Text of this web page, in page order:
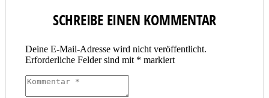
SCHREIBE EINEN KOMMENTAR
Deine E-Mail-Adresse wird nicht veröffentlicht.
Erforderliche Felder sind mit * markiert